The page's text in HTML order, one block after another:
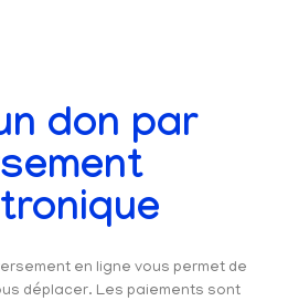
don par
en ligne vous permet de
déplacer. Les paiements sont